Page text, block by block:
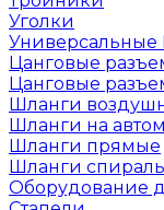
Уголки
Универсальные
Цанговые
Цанговые
Шланги
Шланги на
Шланги прямые
Шланги
Оборудование